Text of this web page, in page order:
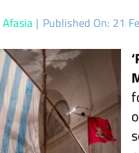
Afasia | Published On: 21